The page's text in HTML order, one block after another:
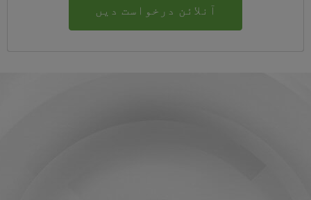
آنلائن درخواست دیں